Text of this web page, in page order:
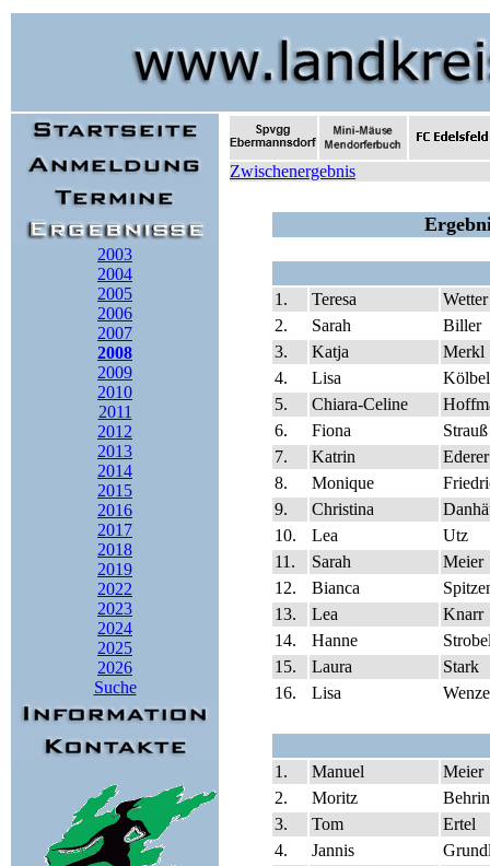
2003
2004
2005
2006
2007
2008
2009
2010
2011
2012
2013
2014
2015
2016
2017
2018
2019
2022
2023
2024
2025
2026
Suche
Zwischenergebnis
1. Teresa
Wetter
2.
Sarah
Biller
3.
Katja
Merkl
4.
Lisa
Kölbel
5.
Chiara-Celine
6.
Fiona
Strauß
7.
Katrin
Ederer
8.
Monique
9.
Christina
10.
Lea
Utz
11.
Sarah
Meier
12.
Bianca
13.
Lea
Knarr
14.
Hanne
15.
Laura
Stark
16.
Lisa
1. Manuel
Meier
2.
Moritz
3.
Tom
Ertel
4.
Jannis